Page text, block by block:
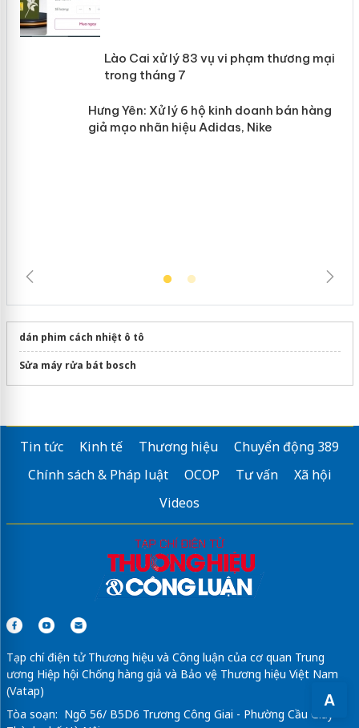
A
Lào Cai xử lý 83 vụ vi phạm thương
mại trong tháng 7
dán phim cách nhiệt ô tô
Sửa máy rửa bát bosch
Tin tức Kinh tế Thương hiệu
Chuyển động 389
Chính sách & Pháp luật
OCOP Tư vấn
Xã hội
Videos
Tạp chí điện tử Thương hiệu và Công luận của cơ quan Trung
ương Hiệp hội Chống hàng giả và Bảo vệ Thương hiệu Việt Nam
(Vatap)
Tòa soạn: Ngõ 56/ B5D6 Trương Công Giai - Phường Cầu Giấy -